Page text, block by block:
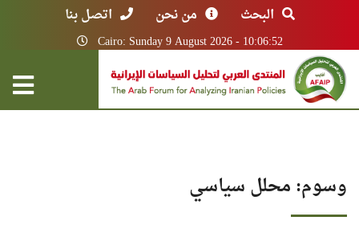
البحث من نحن اتصل بنا
Cairo: Sunday 9 August 2026 - 10:06:52
وسوم: محلل سياسي